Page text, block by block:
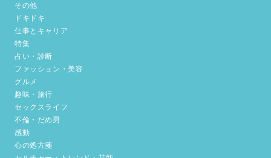
その他
ドキドキ
仕事とキャリア
特集
占い・診断
ファッション・美容
グルメ
趣味・旅行
セックスライフ
不倫・だめ男
感動
心の処方箋